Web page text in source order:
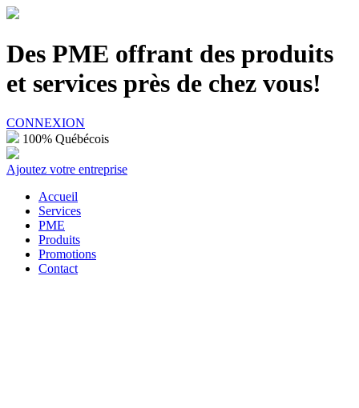
Des PME offrant des produits
et services près de chez vous!
CONNEXION
100% Québécois
Ajoutez votre entreprise
Accueil
Services
PME
Produits
Promotions
Contact